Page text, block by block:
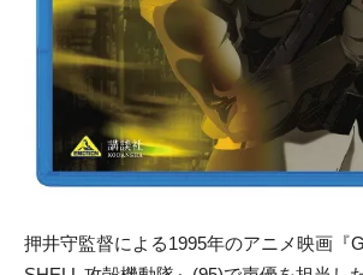
押井守監督による1995年のアニメ映画『